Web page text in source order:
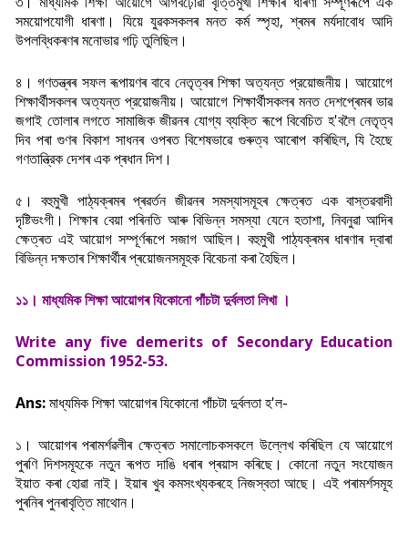
সময়োপযোগী ধাৰণা। যিয়ে যুৱকসকলৰ মনত কৰ্ম স্পৃহা, শ্ৰমৰ মৰ্যদাবোধ আদি
উপলব্ধিকৰণৰ মনোভাৱ গঢ়ি তুলিছিল।
৪। গণতন্ত্ৰৰ সফল ৰূপায়ণৰ বাবে নেতৃত্বৰ শিক্ষা অত্যন্ত প্রয়োজনীয়। আয়োগে
শিক্ষাৰ্থীসকলৰ অত্যন্ত প্রয়োজনীয়। আয়োগে শিক্ষার্থীসকলৰ মনত দেশপ্ৰেমৰ ভাৱ
জগাই তোলাৰ লগতে সামাজিক জীৱনৰ যোগ্য ব্যক্তি ৰূপে বিবেচিত হ'বলৈ নেতৃত্ব
দিব পৰা গুণৰ বিকাশ সাধনৰ ওপৰত বিশেষভাৱে গুৰুত্ব আৰোপ কৰিছিল, যি হৈছে
গণতান্ত্রিক দেশৰ এক প্ৰধান দিশ।
৫। বহুমুখী পাঠ্যক্ৰমৰ প্ৰৱৰ্তন জীৱনৰ সমস্যাসমূহৰ ক্ষেত্ৰত এক বাস্তৱবাদী
দৃষ্টিভংগী। শিক্ষাৰ বেয়া পৰিনতি আৰু বিভিন্ন সমস্যা যেনে হতাশা, নিবনুৱা আদিৰ
ক্ষেত্ৰত এই আয়োগ সম্পূৰ্ণৰূপে সজাগ আছিল। বহুমুখী পাঠ্যক্ৰমৰ ধাৰণাৰ দ্বাৰা
বিভিন্ন দক্ষতাৰ শিক্ষাৰ্থীৰ প্ৰয়োজনসমূহক বিবেচনা কৰা হৈছিল।
১১। মাধ্যমিক শিক্ষা আয়োগৰ যিকোনো পাঁচটা দুর্বলতা লিখা ।
Write any five demerits of Secondary Education
Commission 1952-53.
Ans:মাধ্যমিক শিক্ষা আয়োগৰ যিকোনো পাঁচটা দুর্বলতা হ'ল-
১। আয়োগৰ পৰামৰ্শৱলীৰ ক্ষেত্ৰত সমালোচকসকলে উল্লেখ কৰিছিল যে আয়োগে
পুৰণি দিশসমূহকে নতুন ৰূপত দাঙি ধৰাৰ প্ৰয়াস কৰিছে। কোনো নতুন সংযোজন
ইয়াত কৰা হোৱা নাই।ইয়াৰ খুব কমসংখ্যকৰহে নিজস্বতা আছে। এই পৰামৰ্শসমূহ
পুৰনিৰ পুনৰাবৃত্তি মাথোন।